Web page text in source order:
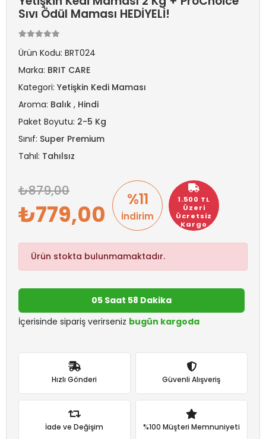
Sıvı Ödül Maması HEDİYELİ!
Ürün Kodu: BRT024
Marka: BRIT CARE
Kategori: Yetişkin Kedi Maması
Aroma: Balık , Hindi
Paket Boyutu: 2-5 Kg
Sınıf: Super Premium
Tahıl: Tahılsız
1.500 TL
Üzeri
Ücretsiz
Kargo
%11
İndirim
879,00
779,00
Ürün stokta bulunmamaktadır.
05 Saat 58 Dakika
İçerisinde sipariş verirseniz bugün kargoda
Hızlı Gönderi Güvenli Alışveriş
İade ve Değişim %100 Müşteri Memnuniyeti